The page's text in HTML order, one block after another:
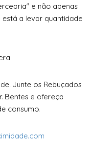
e não apenas
a levar quantidade
Junte os Rebuçados
Bentes e ofereça
consumo.